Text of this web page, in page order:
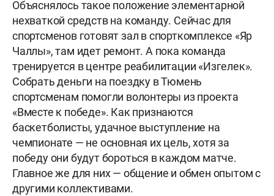
Объяснялось такое положение элементарной
нехваткой средств на команду. Сейчас для
спортсменов готовят зал в спорткомплексе «Яр
Чаллы», там идет ремонт. А пока команда
тренируется в центре реабилитации «Изгелек».
Собрать деньги на поездку в Тюмень
спортсменам помогли волонтеры из проекта
«Вместе к победе». Как признаются
баскетболисты, удачное выступление на
чемпионате — не основная их цель, хотя за
победу они будут бороться в каждом матче.
Главное же для них — общение и обмен опытом с
другими коллективами.